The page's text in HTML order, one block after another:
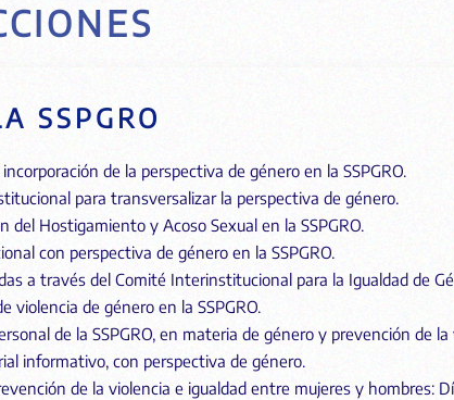
SSPGRO
de la perspectiva de género en la SSPGRO.
para transversalizar la perspectiva de género.
del Hostigamiento y Acoso Sexual en la SSPGRO.
con perspectiva de género en la SSPGRO.
a través del Comité Interinstitucional para la Igualdad de
de género en la SSPGRO.
de la SSPGRO, en materia de género y prevención de la
informativo, con perspectiva de género.
de la violencia e igualdad entre mujeres y hombres: